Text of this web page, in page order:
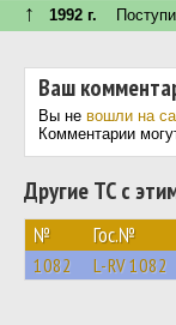
↑ 1992 г.
Ваш
Вы не вошли на
Комментарии
Другие ТС с
№ Гос.№
1082 L-RV 1082